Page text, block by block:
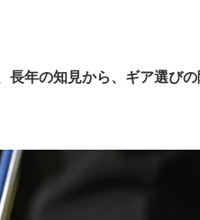
長年の知見から、ギア選び